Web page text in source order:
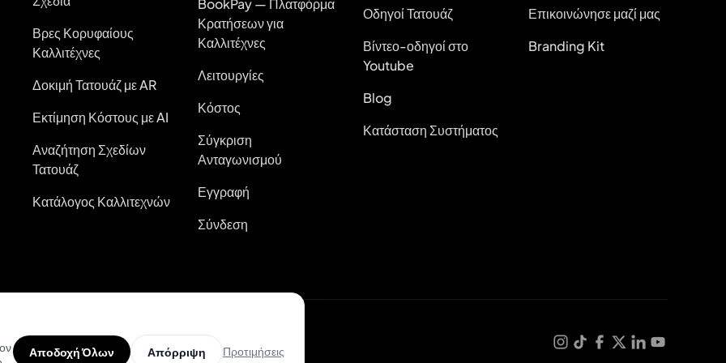
Βρες Κορυφαίους
Καλλιτέχνες
Δοκιμή Τατουάζ με AR
Εκτίμηση Κόστους με AI
Αναζήτηση Σχεδίων
Τατουάζ
Κατάλογος Καλλιτεχνών
BookPay — Πλατφόρμα
Κρατήσεων για
Καλλιτέχνες
Λειτουργίες
Κόστος
Σύγκριση
Ανταγωνισμού
Εγγραφή
Σύνδεση
Οδηγοί Τατουάζ
Βίντεο-οδηγοί στο
Youtube
Blog
Κατάσταση Συστήματος
Επικοινώνησε μαζί μας
Branding Kit
Αποδοχή Όλων Απόρριψη Προτιμήσεις